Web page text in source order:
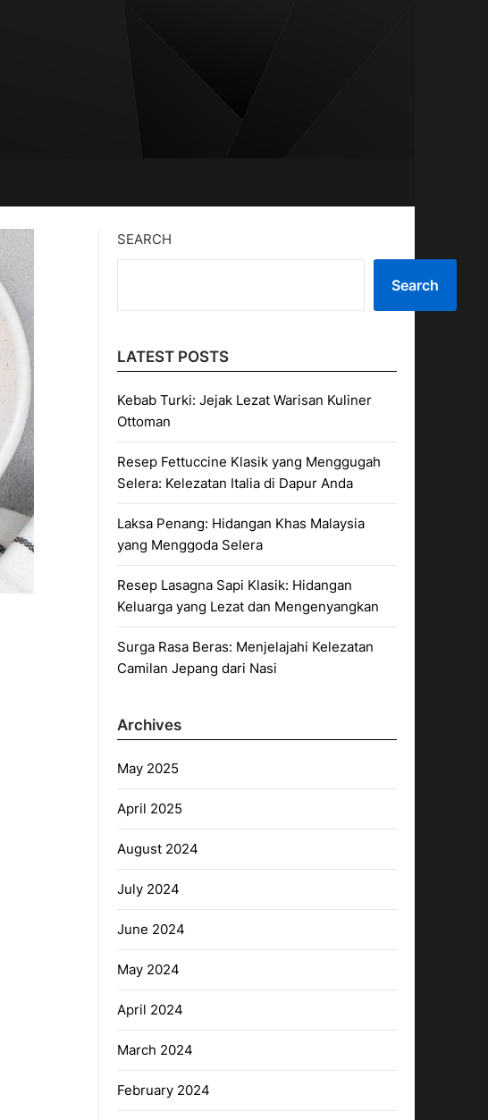
SEARCH
Search
LATEST POSTS
Kebab Turki: Jejak Lezat Warisan Kuliner
Ottoman
Resep Fettuccine Klasik yang Menggugah
Selera: Kelezatan Italia di Dapur Anda
Laksa Penang: Hidangan Khas Malaysia
yang Menggoda Selera
Resep Lasagna Sapi Klasik: Hidangan
Keluarga yang Lezat dan Mengenyangkan
Surga Rasa Beras: Menjelajahi Kelezatan
Camilan Jepang dari Nasi
Archives
May 2025
April 2025
August 2024
July 2024
June 2024
May 2024
April 2024
March 2024
February 2024